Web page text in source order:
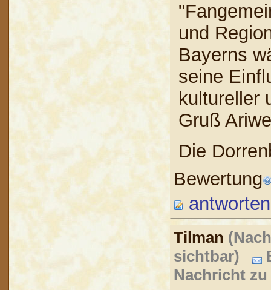
und
Bayerns
seine
kultureller
Gruß
Die
Bewertung
antworten
Tilman
sichtbar)
Nachricht